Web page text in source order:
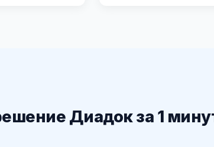
Диадок за 1